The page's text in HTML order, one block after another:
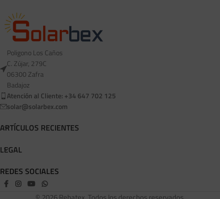
Poligono Los Caños
C. Zújar, 279C
06300 Zafra
Badajoz
Atención al Cliente: +34 647 702 125
solar@solarbex.com
ARTÍCULOS RECIENTES
LEGAL
REDES SOCIALES